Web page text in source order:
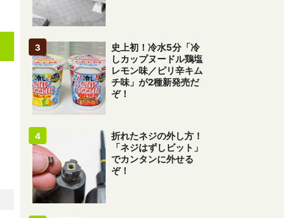
史上初！冷水5分「冷
しカップヌードル鶏塩
レモン味／ピリ辛キム
チ味」が2種新発売だ
ぞ！
折れたネジの外し方！
「ネジはずしビット」
でカンタンに外せる
ぞ！